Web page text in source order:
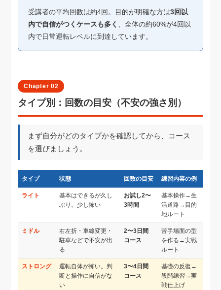
受講者の平均回数は約4回。目的が明確な方は3回以
内で自信がつくケースも多く
、全体の約60%が4回以
内で日常運転レベルに到達しています。
Chapter 02
タイプ別：回数の目安（不安の強さ別）
まず自分がどのタイプかを確認してから、コース
を選びましょう。
タイプ 状態 回数の目安 練習内容の例
ライト
基本はできるが久し
ぶり。少し怖い
お試し2〜
3時間
基本操作→生
活道路→目的
地ルート
ミドル
右左折・車線変更・
駐車などで不安が出
る
2〜3日間
コース
苦手場面の型
を作る→実戦
ルート
ストロング
運転自体が怖い。判
断と操作に自信がな
い
3〜4日間
コース
基礎の反復→
段階練習→実
戦仕上げ